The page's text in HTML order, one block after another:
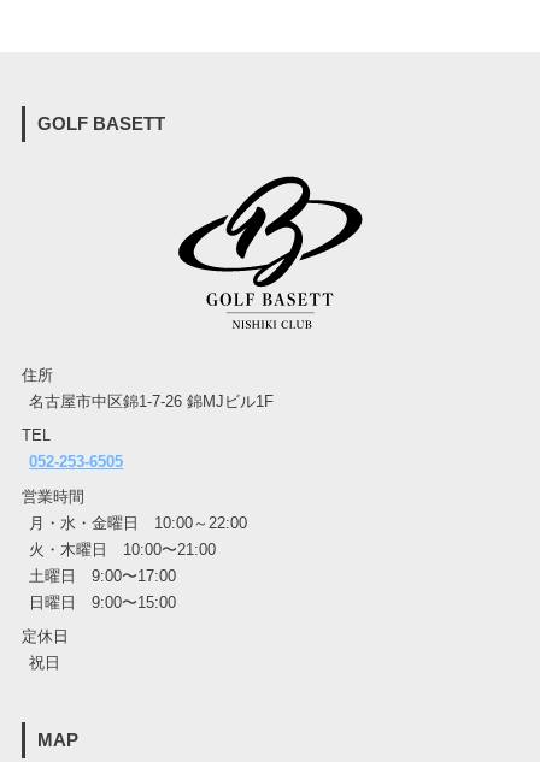
GOLF BASETT
住所
名古屋市中区錦1-7-26 錦MJビル1F
TEL
052-253-6505
営業時間
月・水・金曜日 10:00～22:00
火・木曜日 10:00〜21:00
土曜日 9:00〜17:00
日曜日 9:00〜15:00
定休日
祝日
MAP